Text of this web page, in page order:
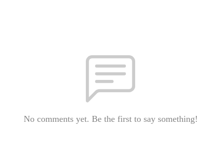
No comments yet. Be the first to say something!